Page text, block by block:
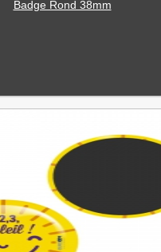
Badge Rond 38mm